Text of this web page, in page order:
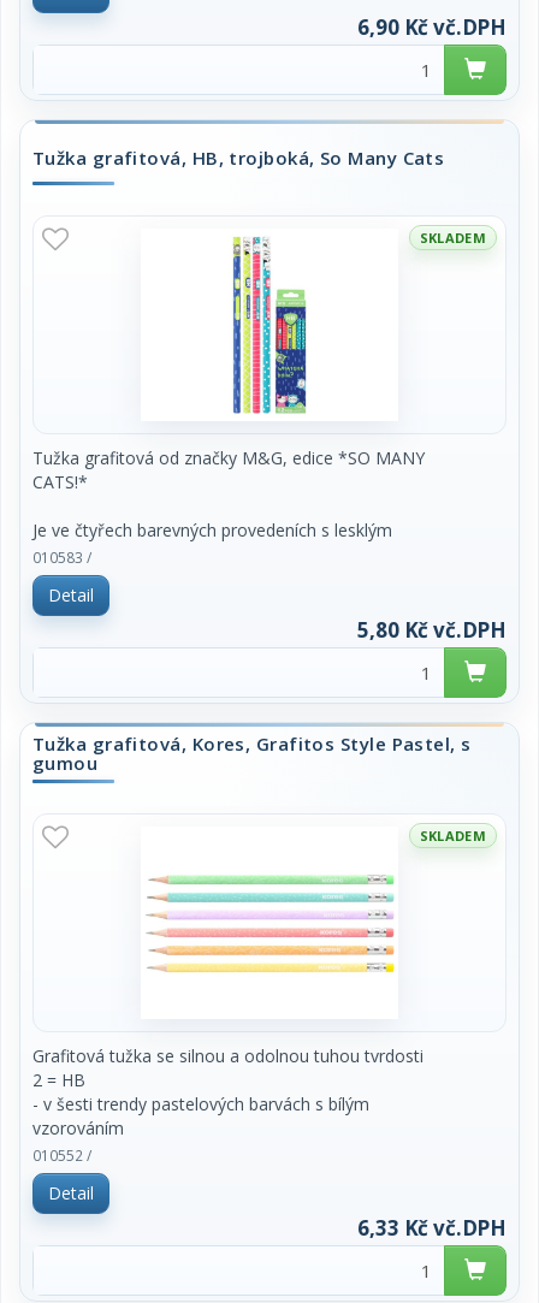
6,90 Kč vč.DPH
Tužka grafitová, HB, trojboká, So Many Cats
SKLADEM
Tužka grafitová od značky M&G, edice *SO MANY
CATS!*
Je ve čtyřech barevných provedeních s lesklým
povrchem a dřevěným tělem. Je
trojhranná a tvrdost je HB.
010583 /
Detail
5,80 Kč vč.DPH
Tužka grafitová, Kores, Grafitos Style Pastel, s
gumou
SKLADEM
Grafitová tužka se silnou a odolnou tuhou tvrdosti
2 = HB
- v šesti trendy pastelových barvách s bílým
vzorováním
- včetně stylové pryže v barvě těla tužky
- ideální pro pohodlné psaní, skicování a kresby
- ergonomický trojhranný tvar
cena za 1 ks
010552 /
Detail
6,33 Kč vč.DPH